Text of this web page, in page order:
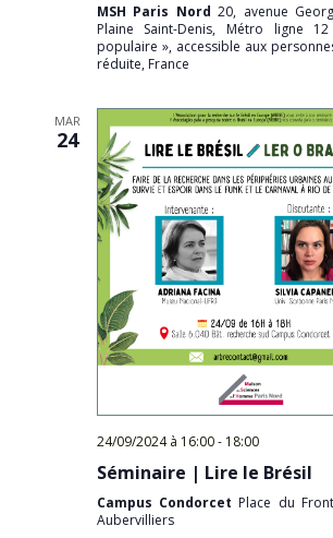
MSH Paris Nord20, avenue
Plaine Saint-Denis, Métro ligne
populaire », accessible aux
réduite, France
MAR
24
24/09/2024 à 16:00- 18:00
Séminaire | Lire le Brésil
Campus Condorcet Place du
Aubervilliers